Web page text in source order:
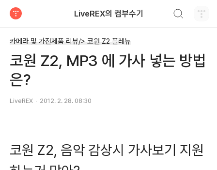
LiveREX의 컴부수기
카메라 및 가전제품 리뷰/> 코원 Z2 플레뉴
코원 Z2, MP3 에 가사 넣는 방법
은?
LiveREX 2012. 2. 28. 08:30
코원 Z2, 음악 감상시 가사보기 지원